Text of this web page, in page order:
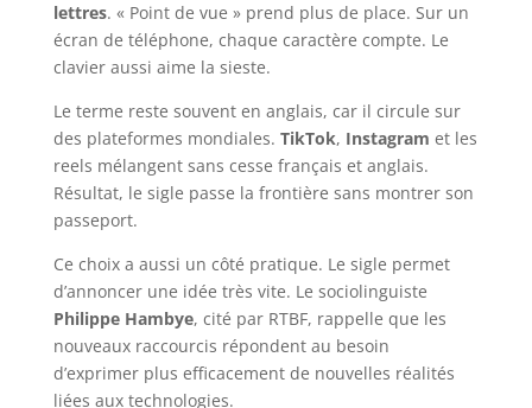
lettres. « Point de vue » prend plus de place. Sur un
écran de téléphone, chaque caractère compte. Le
clavier aussi aime la sieste.
Le terme reste souvent en anglais, car il circule sur
des plateformes mondiales. TikTok, Instagram et les
reels mélangent sans cesse français et anglais.
Résultat, le sigle passe la frontière sans montrer son
passeport.
Ce choix a aussi un côté pratique. Le sigle permet
d’annoncer une idée très vite. Le sociolinguiste
Philippe Hambye, cité par RTBF, rappelle que les
nouveaux raccourcis répondent au besoin
d’exprimer plus efficacement de nouvelles réalités
liées aux technologies.